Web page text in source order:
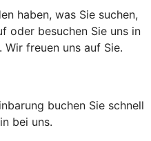
haben, was Sie suchen,
oder besuchen Sie uns in
freuen uns auf Sie.
buchen Sie schnell
bei uns.